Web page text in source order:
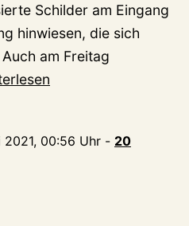
Schilder am Eingang
hinwiesen, die sich
am Freitag
2021, 00:56 Uhr - 20